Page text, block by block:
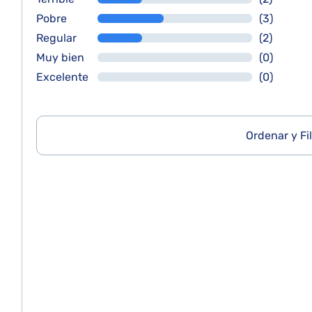
Pobre
(3)
Regular
(2)
Muy bien
(0)
Excelente
(0)
Ordenar y